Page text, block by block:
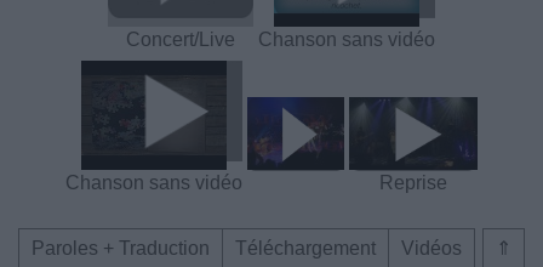
Concert/Live Chanson sans vidéo
Chanson sans vidéo Reprise
⇑
Paroles + Traduction Téléchargement
Vidéos